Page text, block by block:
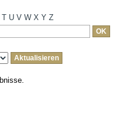
T U V W X Y Z